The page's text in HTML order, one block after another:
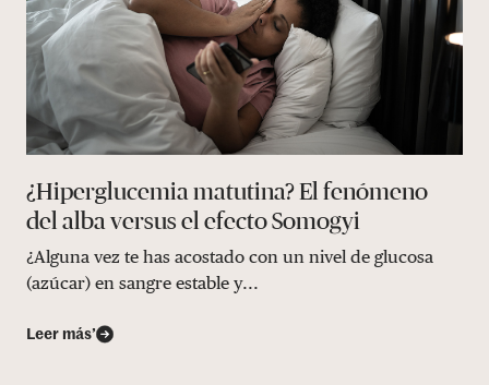
¿Hiperglucemia matutina? El fenómeno
del alba versus el efecto Somogyi
¿Alguna vez te has acostado con un nivel de glucosa
(azúcar) en sangre estable y...
Leer más’